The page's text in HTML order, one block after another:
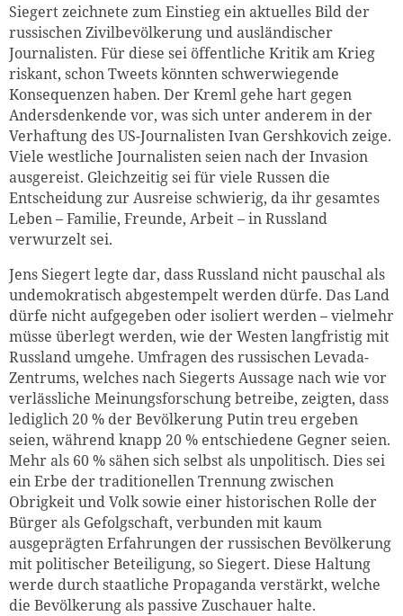
Siegert zeichnete zum Einstieg ein aktuelles Bild der
russischen Zivilbevölkerung und ausländischer
Journalisten. Für diese sei öffentliche Kritik am Krieg
riskant, schon Tweets könnten schwerwiegende
Konsequenzen haben. Der Kreml gehe hart gegen
Andersdenkende vor, was sich unter anderem in der
Verhaftung des US-Journalisten Ivan Gershkovich zeige.
Viele westliche Journalisten seien nach der Invasion
ausgereist. Gleichzeitig sei für viele Russen die
Entscheidung zur Ausreise schwierig, da ihr gesamtes
Leben – Familie, Freunde, Arbeit – in Russland
verwurzelt sei.
Jens Siegert legte dar, dass Russland nicht pauschal als
undemokratisch abgestempelt werden dürfe. Das Land
dürfe nicht aufgegeben oder isoliert werden – vielmehr
müsse überlegt werden, wie der Westen langfristig mit
Russland umgehe. Umfragen des russischen Levada-
Zentrums, welches nach Siegerts Aussage nach wie vor
verlässliche Meinungsforschung betreibe, zeigten, dass
lediglich 20 % der Bevölkerung Putin treu ergeben
seien, während knapp 20 % entschiedene Gegner seien.
Mehr als 60 % sähen sich selbst als unpolitisch. Dies sei
ein Erbe der traditionellen Trennung zwischen
Obrigkeit und Volk sowie einer historischen Rolle der
Bürger als Gefolgschaft, verbunden mit kaum
ausgeprägten Erfahrungen der russischen Bevölkerung
mit politischer Beteiligung, so Siegert. Diese Haltung
werde durch staatliche Propaganda verstärkt, welche
die Bevölkerung als passive Zuschauer halte.